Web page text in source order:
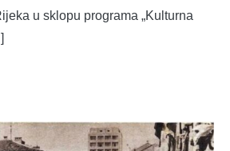
u sklopu programa „Kulturna